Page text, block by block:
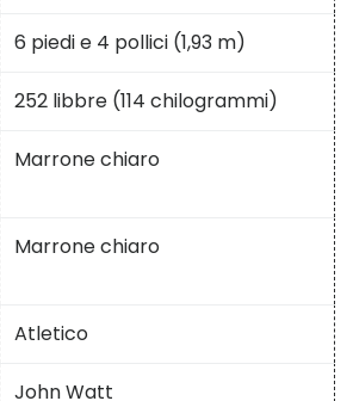
6 piedi e 4 pollici (1,93 m)
252 libbre (114 chilogrammi)
Marrone chiaro
Marrone chiaro
Atletico
John Watt